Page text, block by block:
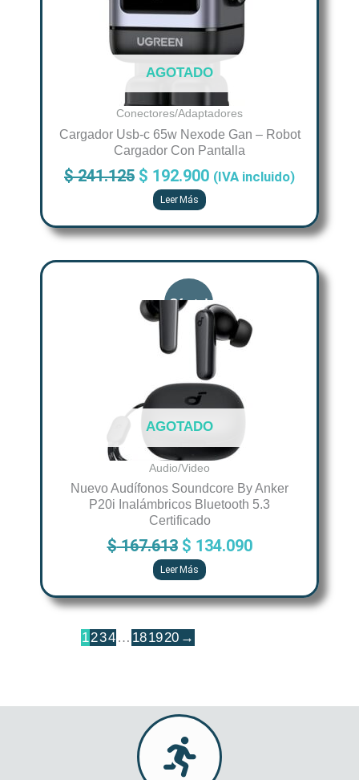
AGOTADO
Conectores/Adaptadores
Cargador Usb-c 65w Nexode Gan – Robot
Cargador Con Pantalla
$241.125 $ 192.900 (IVA incluido)
Leer Más
AGOTADO
Audio/Video
Nuevo Audífonos Soundcore By Anker
P20i Inalámbricos Bluetooth 5.3
Certificado
$167.613
price
was:
$ 167.613.
$ 134.090
$ 134.090.
Leer Más
1234 … 181920 →